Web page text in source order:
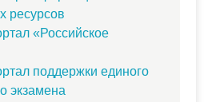
ресурсов
«Российское
поддержки единого
экзамена